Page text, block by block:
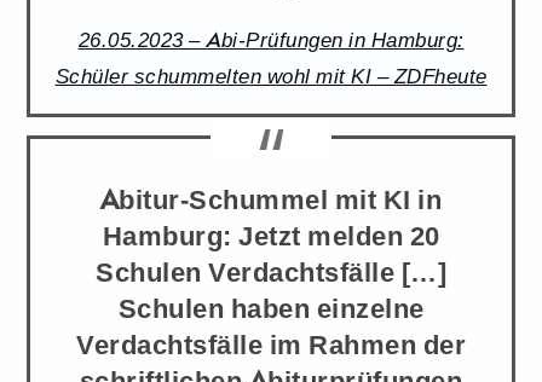
26.05.2023 – Abi-Prüfungen in Hamburg:
Schüler schummelten wohl mit KI – ZDFheute
Abitur-Schummel mit KI in
Hamburg: Jetzt melden 20
Schulen Verdachtsfälle […]
Schulen haben einzelne
Verdachtsfälle im Rahmen der